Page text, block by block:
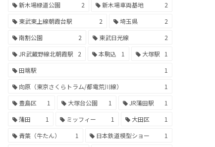
新木場緑道公園
2 新木場車両基地
2
東武東上線朝霞台駅
2 埼玉県
2
南割公園
2 東武日光線
2
JR武蔵野線北朝霞駅
2 本駒込 1 大塚駅
1
田端駅
1
向原（東京さくらトラム/都電荒川線）
1
豊島区
1 大塚台公園 1 JR蒲田駅
1
蒲田
1 ミッフィー 1 大田区
1
青葉（牛たん）
1 日本鉄道模型ショー
1